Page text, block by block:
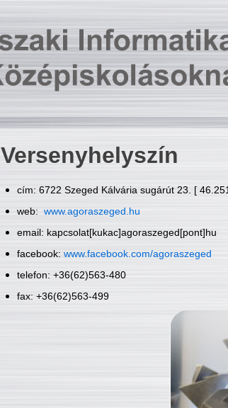
Versenyhelyszín
cím: 6722 Szeged Kálvária sugárút 23. [
web: www.agoraszeged.hu
email: kapcsolat[kukac]agoraszeged[pont]hu
facebook: www.facebook.com/agoraszeged
telefon: +36(62)563-480
fax: +36(62)563-499